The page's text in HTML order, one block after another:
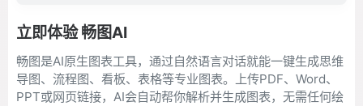
立即体验 畅图AI
畅图是AI原生图表工具，通过自然语言对话就能一键生成思维
导图、流程图、看板、表格等专业图表。上传PDF、Word、
PPT或网页链接，AI会自动帮你解析并生成图表，无需任何绘